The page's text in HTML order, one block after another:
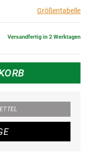
Größentabelle
Versandfertig in 2 Werktagen